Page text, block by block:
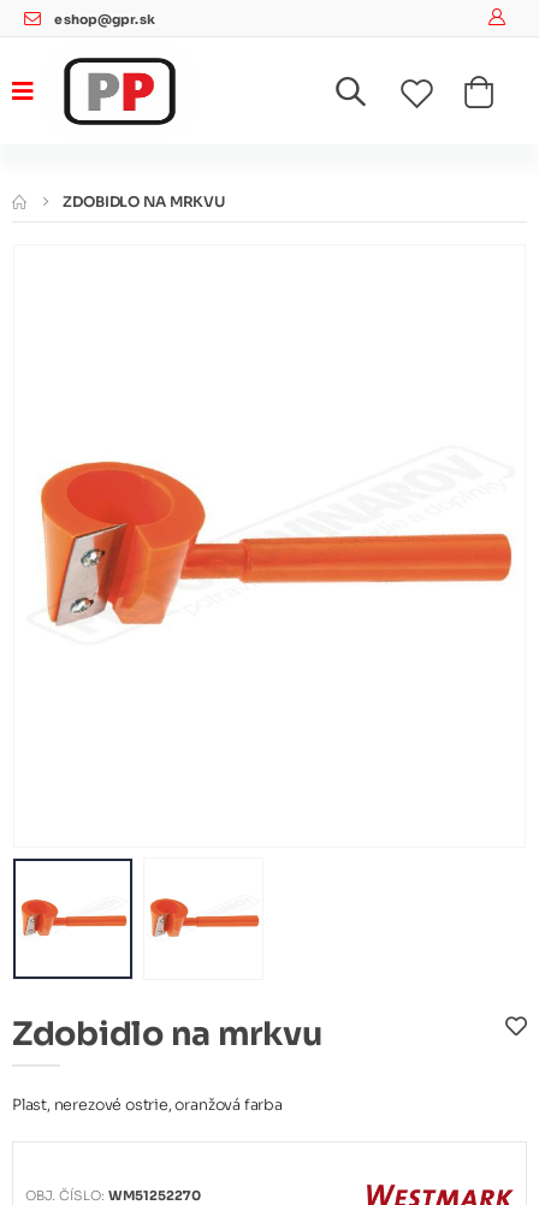
eshop@gpr.sk
ZDOBIDLO NA MRKVU
Zdobidlo na mrkvu
Plast, nerezové ostrie, oranžová farba
OBJ. ČÍSLO:WM51252270